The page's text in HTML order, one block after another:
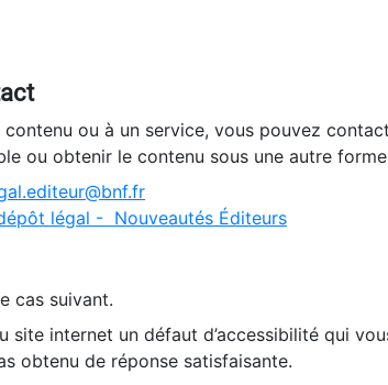
contenu ou à un service, vous pouvez
ou obtenir le contenu sous une autre
légal - Nouveautés Éditeurs
cas suivant.
site internet un défaut d’accessibilité qui
obtenu de réponse satisfaisante.